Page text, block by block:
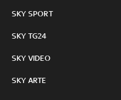
SKY SPORT
SKY TG24
SKY VIDEO
SKY ARTE